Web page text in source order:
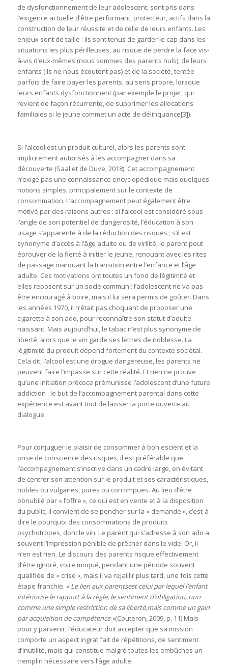
de dysfonctionnement de leur adolescent, sont pris dans
l’exigence actuelle d’être performant, protecteur, actifs dans la
construction de leur réussite et de celle de leurs enfants. Les
enjeux sont de taille : ils sont tenus de garder le cap dans les
situations les plus périlleuses, au risque de perdre la face vis-
à-vis d’eux-mêmes (nous sommes des parents nuls), de leurs
enfants (ils ne nous écoutent pas) et de la société, tentée
parfois de faire payer les parents, au sens propre, lorsque
leurs enfants dysfonctionnent (par exemple le projet, qui
revient de façon récurrente, de supprimer les allocations
familiales si le jeune commet un acte de délinquance[3]).
Si l’alcool est un produit culturel, alors les parents sont
implicitement autorisés à les accompagner dans sa
découverte (Saal et de Duve, 2018). Cet accompagnement
n’exige pas une connaissance encyclopédique mais quelques
notions simples, principalement sur le contexte de
consommation. L’accompagnement peut également être
motivé par des raisons autres : si l’alcool est considéré sous
l’angle de son potentiel de dangerosité, l’éducation à son
usage s’apparente à de la réduction des risques ; s’il est
synonyme d’accès à l’âge adulte ou de virilité, le parent peut
éprouver de la fierté à initier le jeune, renouant avec les rites
de passage marquant la transition entre l’enfance et l’âge
adulte. Ces motivations ont toutes un fond de légitimité et
elles reposent sur un socle commun : l’adolescent ne va pas
être encouragé à boire, mais il lui sera permis de goûter. Dans
les années 1970, il n’était pas choquant de proposer une
cigarette à son ado, pour reconnaître son statut d’adulte
naissant. Mais aujourd’hui, le tabac n’est plus synonyme de
liberté, alors que le vin garde ses lettres de noblesse. La
légitimité du produit dépend fortement du contexte sociétal.
Cela dit, l’alcool est une drogue dangereuse, les parents ne
peuvent faire l’impasse sur cette réalité. Et rien ne prouve
qu’une initiation précoce prémunisse l’adolescent d’une future
addiction : le but de l’accompagnement parental dans cette
expérience est avant tout de laisser la porte ouverte au
dialogue.
Pour conjuguer le plaisir de consommer à bon escient et la
prise de conscience des risques, il est préférable que
l’accompagnement s’inscrive dans un cadre large, en évitant
de centrer son attention sur le produit et ses caractéristiques,
nobles ou vulgaires, pures ou corrompues. Au lieu d’être
obnubilé par « l’offre », ce qui est en vente et à la disposition
du public, il convient de se pencher sur la « demande », c’est-à-
dire le pourquoi des consommations de produits
psychotropes, dont le vin. Le parent qui s’adresse à son ado a
souvent l’impression pénible de prêcher dans le vide. Or, il
n’en est rien. Le discours des parents risque effectivement
d’être ignoré, voire moqué, pendant une période souvent
qualifiée de « crise », mais il va rejaillir plus tard, une fois cette
étape franchie. «Le lien aux parentsest celui par lequel l’enfant
intériorise le rapport à la règle, le sentiment d’obligation, non
comme une simple restriction de sa liberté,mais comme un gain
par acquisition de compétence »(Couteron, 2009, p. 11).Mais
pour y parvenir, l’éducateur doit accepter que sa mission
comporte un aspect ingrat fait de répétitions, de sentiment
d’inutilité, mais qui constitue malgré toutes les embûches un
tremplin nécessaire vers l’âge adulte.